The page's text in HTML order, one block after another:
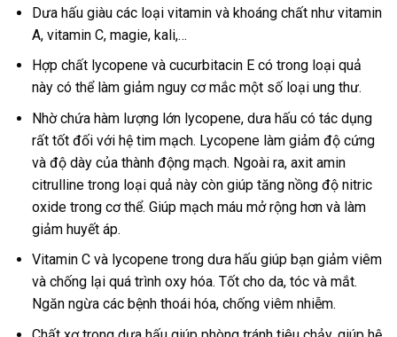
Dưa hấu giàu các loại vitamin và khoáng chất như vitamin
A, vitamin C, magie, kali,…
Hợp chất lycopene và cucurbitacin E có trong loại quả
này có thể làm giảm nguy cơ mắc một số loại ung thư.
Nhờ chứa hàm lượng lớn lycopene, dưa hấu có tác dụng
rất tốt đối với hệ tim mạch. Lycopene làm giảm độ cứng
và độ dày của thành động mạch. Ngoài ra, axit amin
citrulline trong loại quả này còn giúp tăng nồng độ nitric
oxide trong cơ thể. Giúp mạch máu mở rộng hơn và làm
giảm huyết áp.
Vitamin C và lycopene trong dưa hấu giúp bạn giảm viêm
và chống lại quá trình oxy hóa. Tốt cho da, tóc và mắt.
Ngăn ngừa các bệnh thoái hóa, chống viêm nhiễm.